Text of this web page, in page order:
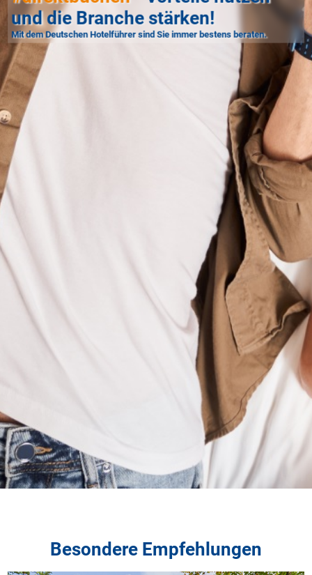
und die Branche stärken!
Mit dem Deutschen Hotelführer sind Sie immer bestens beraten.
Besondere Empfehlungen